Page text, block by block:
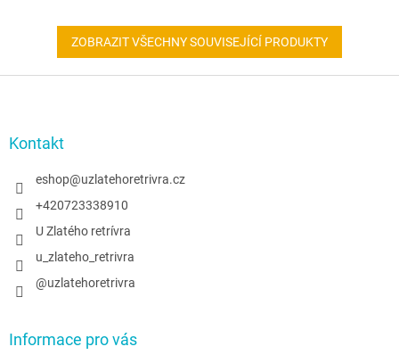
ZOBRAZIT VŠECHNY SOUVISEJÍCÍ PRODUKTY
Kontakt
eshop@uzlatehoretrivra.cz
+420723338910
U Zlatého retrívra
u_zlateho_retrivra
@uzlatehoretrivra
Informace pro vás